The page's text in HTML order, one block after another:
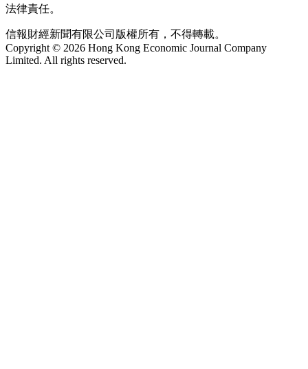
法律責任。
信報財經新聞有限公司版權所有，不得轉載。
Copyright © 2026 Hong Kong Economic Journal Company
Limited. All rights reserved.